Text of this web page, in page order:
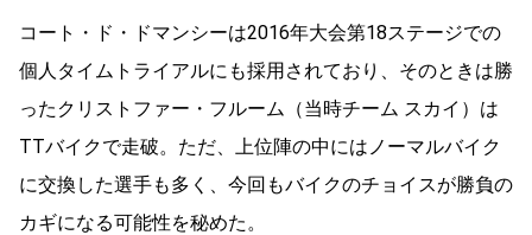
コート・ド・ドマンシーは2016年大会第18ステージでの
個人タイムトライアルにも採用されており、そのときは勝
ったクリストファー・フルーム（当時チーム スカイ）は
TTバイクで走破。ただ、上位陣の中にはノーマルバイク
に交換した選手も多く、今回もバイクのチョイスが勝負の
カギになる可能性を秘めた。